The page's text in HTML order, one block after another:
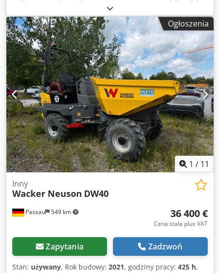
więcej maszyn w magazynie Dostępne natychmiast -
możliwość sprawdzenia Na stanie Emskirchen /
Norymberga - Możliwość przetestowania Djdpfx Ast
Drmhjfaekr
Ogłoszenia
1 / 11
Passau 549 km
Inny
Wacker Neuson DW40
36 400 €
Cena stała plus VAT
Zapytania Zadzwoń
Stan: używany, Rok budowy: 2021, godziny pracy: 425 h,